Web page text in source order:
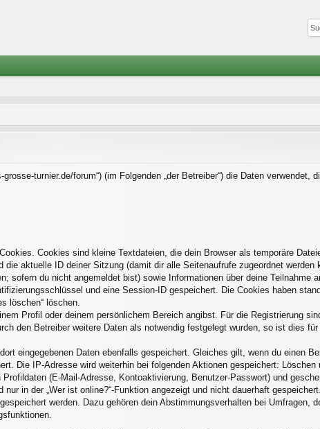
turnier.de/forum“) (im Folgenden „der Betreiber“) die Daten verwendet,
Cookies sind kleine Textdateien, die dein Browser als temporäre
aktuelle ID deiner Sitzung (damit dir alle Seitenaufrufe zugeordnet werden
sofern du nicht angemeldet bist) sowie Informationen über deine Teilnahme
und eine Session-ID gespeichert. Die Cookies haben
löschen“ löschen.
Profil oder deinem persönlichem Bereich angibst. Für die Registrierung
den Betreiber weitere Daten als notwendig festgelegt wurden, so ist dies
eingegebenen Daten ebenfalls gespeichert. Gleiches gilt, wenn du einen
Die IP-Adresse wird weiterhin bei folgenden Aktionen gespeichert: Löschen
(E-Mail-Adresse, Kontoaktivierung, Benutzer-Passwort) und
in der „Wer ist online?“-Funktion angezeigt und nicht dauerhaft gespeichert.
werden. Dazu gehören dein Abstimmungsverhalten bei Umfragen,